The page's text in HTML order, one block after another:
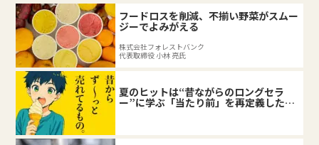
フードロスを削減、不揃い野菜がスムー
ジーでよみがえる
株式会社フォレストバンク
代表取締役 小林 亮氏
夏のヒットは“昔ながらのロングセラ
ー”に学ぶ「当たり前」を再定義した企
業の底力